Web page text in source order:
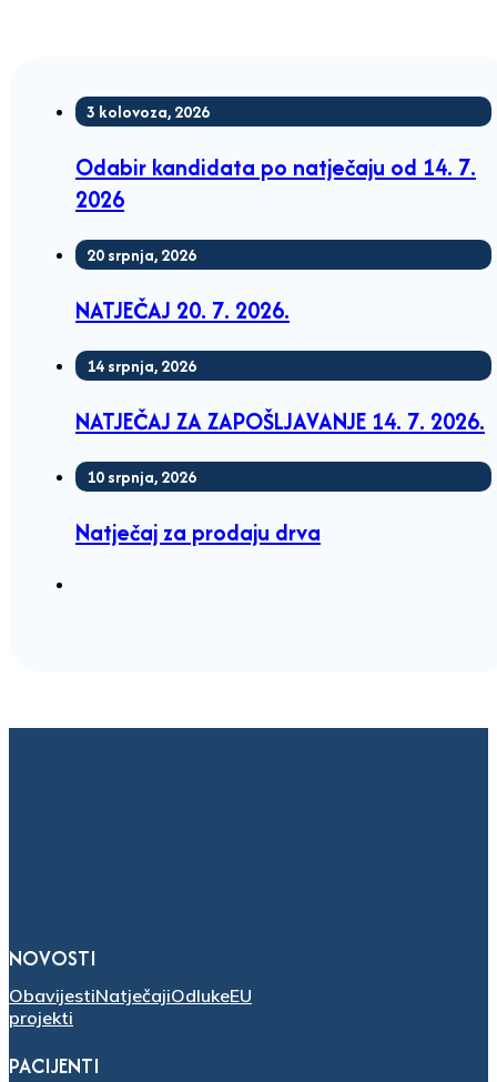
3 kolovoza, 2026
Odabir kandidata po natječaju od 14. 7.
2026
20 srpnja, 2026
NATJEČAJ 20. 7. 2026.
14 srpnja, 2026
NATJEČAJ ZA ZAPOŠLJAVANJE 14. 7. 2026.
10 srpnja, 2026
Natječaj za prodaju drva
NOVOSTI
ObavijestiNatječajiOdlukeEU
projekti
PACIJENTI